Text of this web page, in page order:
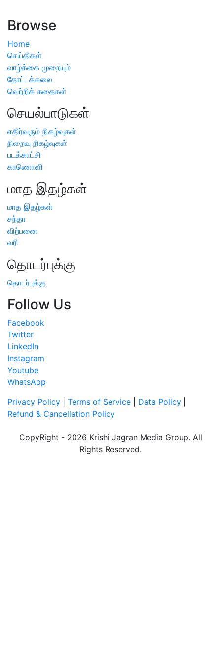
Browse
Home
செய்திகள்
வாழ்க்கை முறையும்
தோட்டக்கலை
வெற்றிக் கதைகள்
செயல்பாடுகள்
எதிர்வரும் நிகழ்வுகள்
நிறைவு நிகழ்வுகள்
படக்காட்சி
காணொளி
மாத இதழ்கள்
மாத இதழ்கள்
சந்தா
விற்பனை
வரி
தொடர்புக்கு
தொடர்புக்கு
Follow Us
Facebook
Twitter
LinkedIn
Instagram
Youtube
WhatsApp
Privacy Policy
Terms of Service Data Policy
Refund & Cancellation Policy
CopyRight - 2026 Krishi Jagran Media Group. All
Rights Reserved.